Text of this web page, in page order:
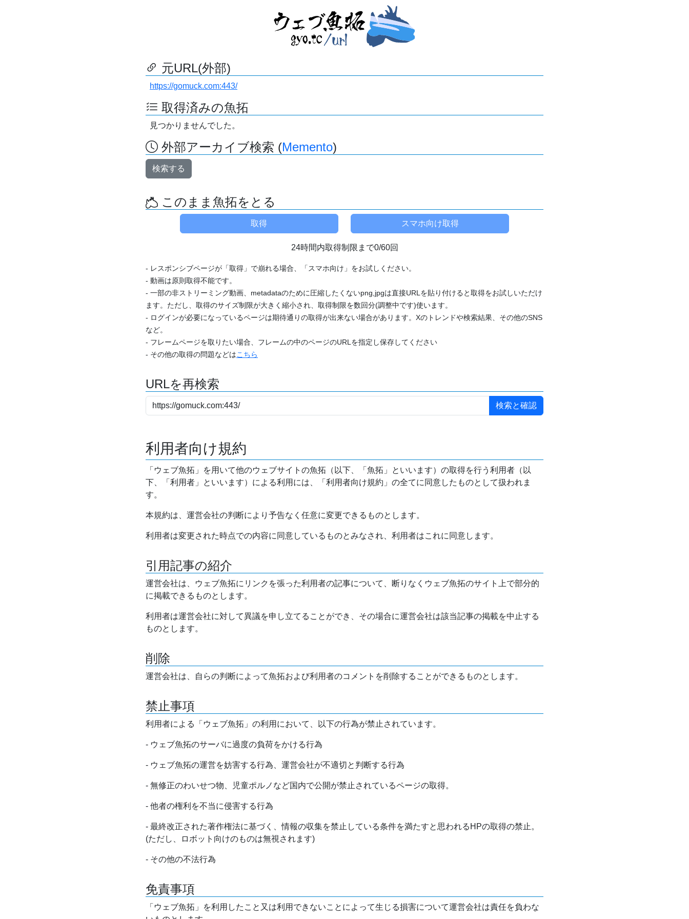
元URL(外部)
https://gomuck.com:443/
取得済みの魚拓
見つかりませんでした。
外部アーカイブ検索 (Memento)
検索する
このまま魚拓をとる
24時間内取得制限まで0/60回
- レスポンシブページが「取得」で崩れる場合、「スマホ向け」をお試しください。
- 動画は原則取得不能です。
- 一部の非ストリーミング動画、metadataのために圧縮したくないpng,jpgは直接URLを貼り付けると取得をお試しいただけ
ます。ただし、取得のサイズ制限が大きく縮小され、取得制限を数回分(調整中です)使います。
- ログインが必要になっているページは期待通りの取得が出来ない場合があります。Xのトレンドや検索結果、その他のSNS
など。
- フレームページを取りたい場合、フレームの中のページのURLを指定し保存してください
- その他の取得の問題などはこちら
URLを再検索
利用者向け規約
「ウェブ魚拓」を用いて他のウェブサイトの魚拓（以下、「魚拓」といいます）の取得を行う利用者（以
下、「利用者」といいます）による利用には、「利用者向け規約」の全てに同意したものとして扱われま
す。
本規約は、運営会社の判断により予告なく任意に変更できるものとします。
利用者は変更された時点での内容に同意しているものとみなされ、利用者はこれに同意します。
引用記事の紹介
運営会社は、ウェブ魚拓にリンクを張った利用者の記事について、断りなくウェブ魚拓のサイト上で部分的
に掲載できるものとします。
利用者は運営会社に対して異議を申し立てることができ、その場合に運営会社は該当記事の掲載を中止する
ものとします。
削除
運営会社は、自らの判断によって魚拓および利用者のコメントを削除することができるものとします。
禁止事項
利用者による「ウェブ魚拓」の利用において、以下の行為が禁止されています。
- ウェブ魚拓のサーバに過度の負荷をかける行為
- ウェブ魚拓の運営を妨害する行為、運営会社が不適切と判断する行為
- 無修正のわいせつ物、児童ポルノなど国内で公開が禁止されているページの取得。
- 他者の権利を不当に侵害する行為
- 最終改正された著作権法に基づく、情報の収集を禁止している条件を満たすと思われるHPの取得の禁止。
(ただし、ロボット向けのものは無視されます)
- その他の不法行為
免責事項
「ウェブ魚拓」を利用したこと又は利用できないことによって生じる損害について運営会社は責任を負わな